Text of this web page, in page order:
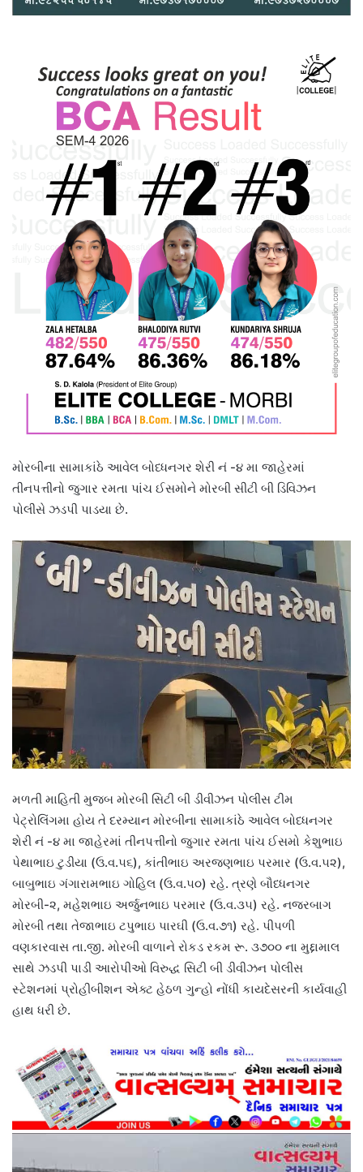
મોરબીના સામાકાંઠે આવેલ બોધ્ધનગર શેરી નં -૪ મા જાહેરમાં
તીનપત્તીનો જુગાર રમતા પાંચ ઈસમોને મોરબી સીટી બી ડિવિઝન
પોલીસે ઝડપી પાડયા છે.
મળતી માહિતી મુજબ મોરબી સિટી બી ડીવીઝન પોલીસ ટીમ
પેટ્રોલિંગમા હોય તે દરમ્યાન મોરબીના સામાકાંઠે આવેલ બોધ્ધનગર
શેરી નં -૪ મા જાહેરમાં તીનપત્તીનો જુગાર રમતા પાંચ ઈસમો કેશુભાઇ
પેથાભાઇ ટુડીયા (ઉ.વ.૫૬), કાંતીભાઇ અરજણભાઇ પરમાર (ઉ.વ.૫૨),
બાબુભાઇ ગંગારામભાઇ ગોહિલ (ઉ.વ.૫૦) રહે. ત્રણે બૌધ્ધનગર
મોરબી-૨, મહેશભાઇ અર્જુનભાઇ પરમાર (ઉ.વ.૩૫) રહે. નજરબાગ
મોરબી તથા તેજાભાઇ ટપુભાઇ પારઘી (ઉ.વ.૭૧) રહે. પીપળી
વણકારવાસ તા.જી. મોરબી વાળાને રોકડ રકમ રૂ. ૩૭૦૦ ના મુદ્દામાલ
સાથે ઝડપી પાડી આરોપીઓ વિરુદ્ધ સિટી બી ડીવીઝન પોલીસ
સ્ટેશનમાં પ્રોહીબીશન એક્ટ હેઠળ ગુન્હો નોંધી કાયદેસરની કાર્યવાહી
હાથ ધરી છે.